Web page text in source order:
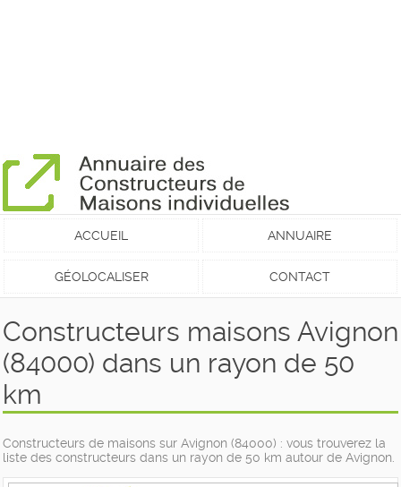
ACCUEIL ANNUAIRE
GÉOLOCALISER CONTACT
Constructeurs maisons Avignon
(84000) dans un rayon de 50
km
Constructeurs de maisons sur Avignon (84000) : vous trouverez la
liste des constructeurs dans un rayon de 50 km autour de Avignon.